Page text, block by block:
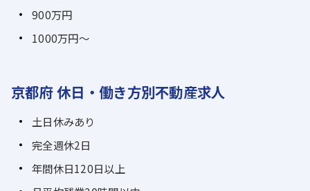
900万円
1000万円～
京都府 休日・働き方別不動産求人
土日休みあり
完全週休2日
年間休日120日以上